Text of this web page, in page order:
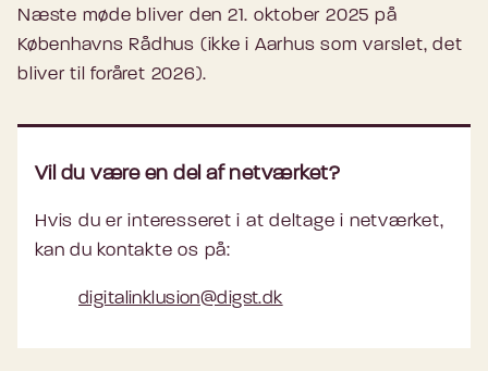
Næste møde bliver den 21. oktober 2025 på
Københavns Rådhus (ikke i Aarhus som varslet, det
bliver til foråret 2026).
Vil du være en del af netværket?
Hvis du er interesseret i at deltage i netværket,
kan du kontakte os på:
digitalinklusion@digst.dk